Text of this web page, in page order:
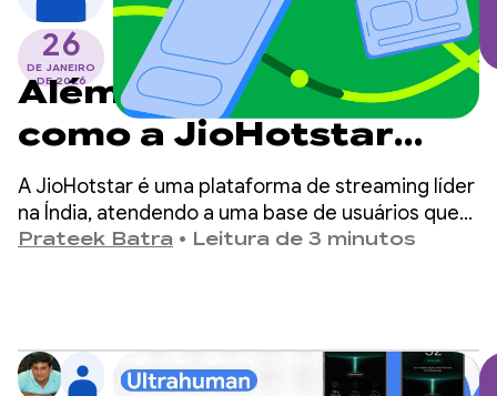
26
DE JANEIRO
DE 2026
Além do smartphone:
como a JioHotstar
otimizou a UX para
dobráveis e tablets
A JioHotstar é uma plataforma de streaming líder
na Índia, atendendo a uma base de usuários que
excede 400 milhões.
Prateek Batra • Leitura de 3 minutos